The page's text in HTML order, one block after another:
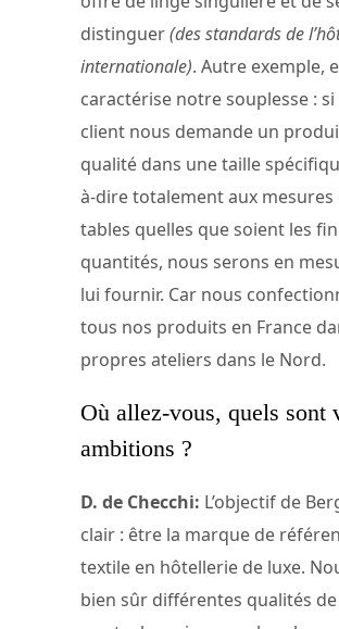
distinguer(des standards de
internationale). Autre exemple,
caractérise notre souplesse : si
client nous demande un
qualité dans une taille
à-dire totalement aux mesures
tables quelles que soient les
quantités, nous serons en
lui fournir. Car nous
tous nos produits en France
propres ateliers dans le Nord.
Où allez-vous, quels sont
ambitions ?
D. de Checchi: L’objectif de
clair : être la marque de
textile en hôtellerie de luxe.
bien sûr différentes qualités